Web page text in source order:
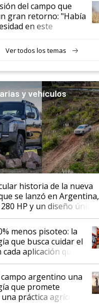
del campo que
gran retorno: "Había
en este
Ver todos los temas
y vehículos
historia de la nueva
se lanzó en Argentina,
HP y un diseño único: a
vende
menos pisoteo: la
que busca cuidar el
aplicación que
al Congreso
argentino una
que promete
práctica agrícola